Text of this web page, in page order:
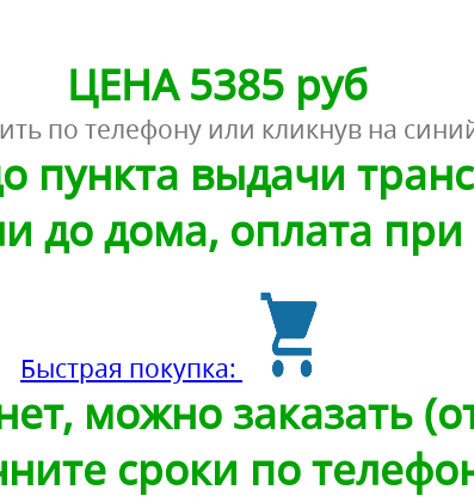
ЦЕНА 5385 руб
по телефону или кликнув на
пункта выдачи
до дома, оплата
Быстрая покупка:
можно заказать
сроки по